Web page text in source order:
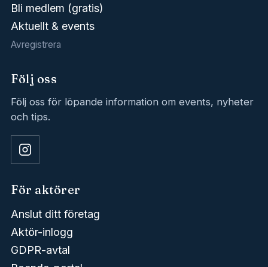
Bli medlem (gratis)
Aktuellt & events
Avregistrera
Följ oss
Följ oss för löpande information om events, nyheter
och tips.
För aktörer
Anslut ditt företag
Aktör-inlogg
GDPR-avtal